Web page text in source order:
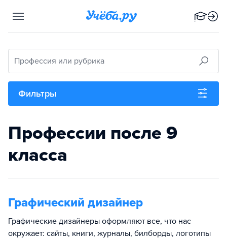
Профессия или рубрика
Фильтры
Профессии после 9
класса
Графический дизайнер
Графические дизайнеры оформляют все, что нас
окружает: сайты, книги, журналы, билборды, логотипы